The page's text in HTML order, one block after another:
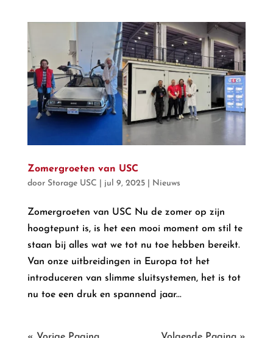
Zomergroeten van USC
door Storage USC jul 9, 2025| Nieuws
Zomergroeten van USC Nu de zomer op zijn
hoogtepunt is, is het een mooi moment om stil te
staan bij alles wat we tot nu toe hebben bereikt.
Van onze uitbreidingen in Europa tot het
introduceren van slimme sluitsystemen, het is tot
nu toe een druk en spannend jaar...